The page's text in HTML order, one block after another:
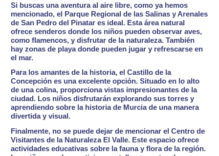
Si buscas una aventura al aire libre, como ya hemos
mencionado, el Parque Regional de las Salinas y Arenales
de San Pedro del Pinatar es ideal. Esta área natural
ofrece senderos donde los niños pueden observar aves,
como flamencos, y disfrutar de la naturaleza. También
hay zonas de playa donde pueden jugar y refrescarse en
el mar.
Para los amantes de la historia, elCastillo de la
Concepción es una excelente opción. Situado en lo alto
de una colina, proporciona vistas impresionantes de la
ciudad. Los niños disfrutarán explorando sus torres y
aprendiendo sobre la historia de Murcia de una manera
divertida y visual.
Finalmente, no se puede dejar de mencionar elCentro de
Visitantes de la Naturaleza El Valle. Este espacio ofrece
actividades educativas sobre la fauna y flora de la región.